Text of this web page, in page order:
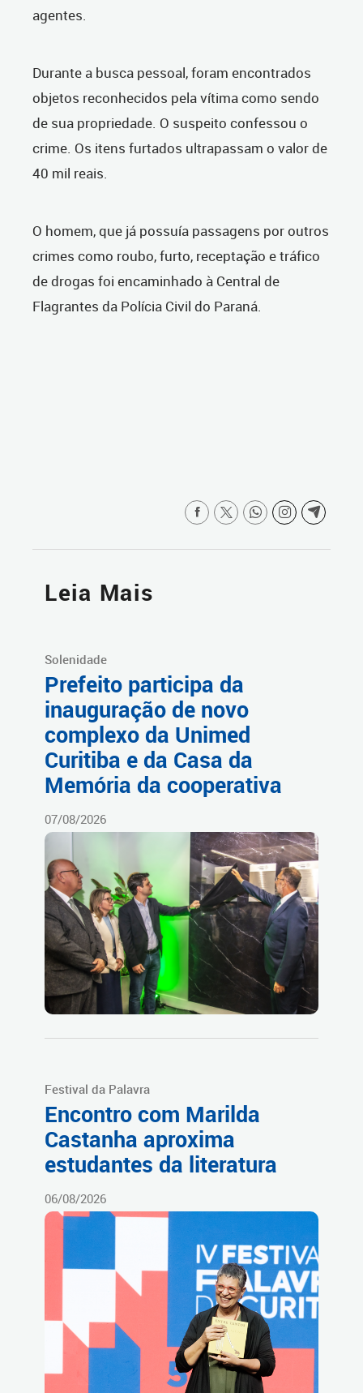
agentes.
Durante a busca pessoal, foram encontrados
objetos reconhecidos pela vítima como sendo
de sua propriedade. O suspeito confessou o
crime. Os itens furtados ultrapassam o valor de
40 mil reais.
O homem, que já possuía passagens por outros
crimes como roubo, furto, receptação e tráfico
de drogas foi encaminhado à Central de
Flagrantes da Polícia Civil do Paraná.
Leia Mais
Solenidade
Prefeito participa da
inauguração de novo
complexo da Unimed
Curitiba e da Casa da
Memória da cooperativa
07/08/2026
Festival da Palavra
Encontro com Marilda
Castanha aproxima
estudantes da literatura
06/08/2026